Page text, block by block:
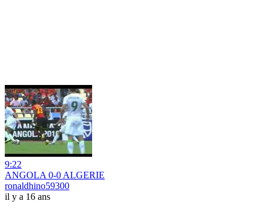
9:22
ANGOLA 0-0 ALGERIE
ronaldhino59300
il y a 16 ans